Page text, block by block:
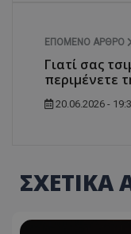
ΕΠΌΜΕΝΟ ΆΡΘΡΟ
Γιατί σας
περιμένετε
20.06.2026 -
ΣΧΕΤΙΚΑ